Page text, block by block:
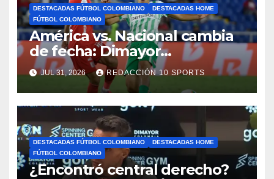
DESTACADAS FÚTBOL COLOMBIANO
DESTACADAS HOME
FÚTBOL COLOMBIANO
América vs. Nacional cambia
de fecha: Dimayor
reprogramó el clásico por
motivos de seguridad
JUL 31, 2026 REDACCIÓN 10 SPORTS
DESTACADAS FÚTBOL COLOMBIANO
DESTACADAS HOME
FÚTBOL COLOMBIANO
¿Encontró central derecho?